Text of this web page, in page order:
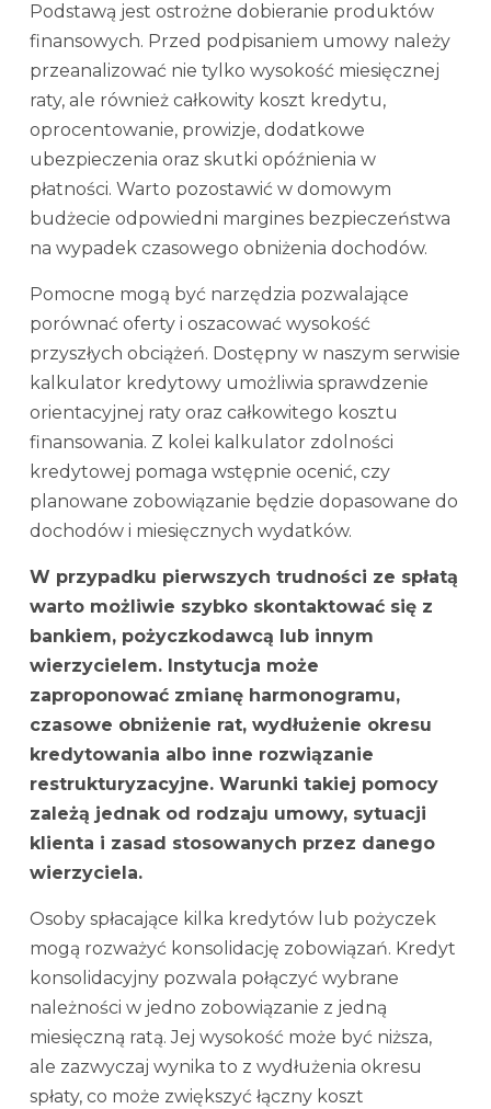
Podstawą jest ostrożne dobieranie produktów
finansowych. Przed podpisaniem umowy należy
przeanalizować nie tylko wysokość miesięcznej
raty, ale również całkowity koszt kredytu,
oprocentowanie, prowizje, dodatkowe
ubezpieczenia oraz skutki opóźnienia w
płatności. Warto pozostawić w domowym
budżecie odpowiedni margines bezpieczeństwa
na wypadek czasowego obniżenia dochodów.
Pomocne mogą być narzędzia pozwalające
porównać oferty i oszacować wysokość
przyszłych obciążeń. Dostępny w naszym serwisie
kalkulator kredytowy umożliwia sprawdzenie
orientacyjnej raty oraz całkowitego kosztu
finansowania. Z kolei kalkulator zdolności
kredytowej pomaga wstępnie ocenić, czy
planowane zobowiązanie będzie dopasowane do
dochodów i miesięcznych wydatków.
W przypadku pierwszych trudności ze spłatą
warto możliwie szybko skontaktować się z
bankiem, pożyczkodawcą lub innym
wierzycielem. Instytucja może
zaproponować zmianę harmonogramu,
czasowe obniżenie rat, wydłużenie okresu
kredytowania albo inne rozwiązanie
restrukturyzacyjne. Warunki takiej pomocy
zależą jednak od rodzaju umowy, sytuacji
klienta i zasad stosowanych przez danego
wierzyciela.
Osoby spłacające kilka kredytów lub pożyczek
mogą rozważyć konsolidację zobowiązań. Kredyt
konsolidacyjny pozwala połączyć wybrane
należności w jedno zobowiązanie z jedną
miesięczną ratą. Jej wysokość może być niższa,
ale zazwyczaj wynika to z wydłużenia okresu
spłaty, co może zwiększyć łączny koszt